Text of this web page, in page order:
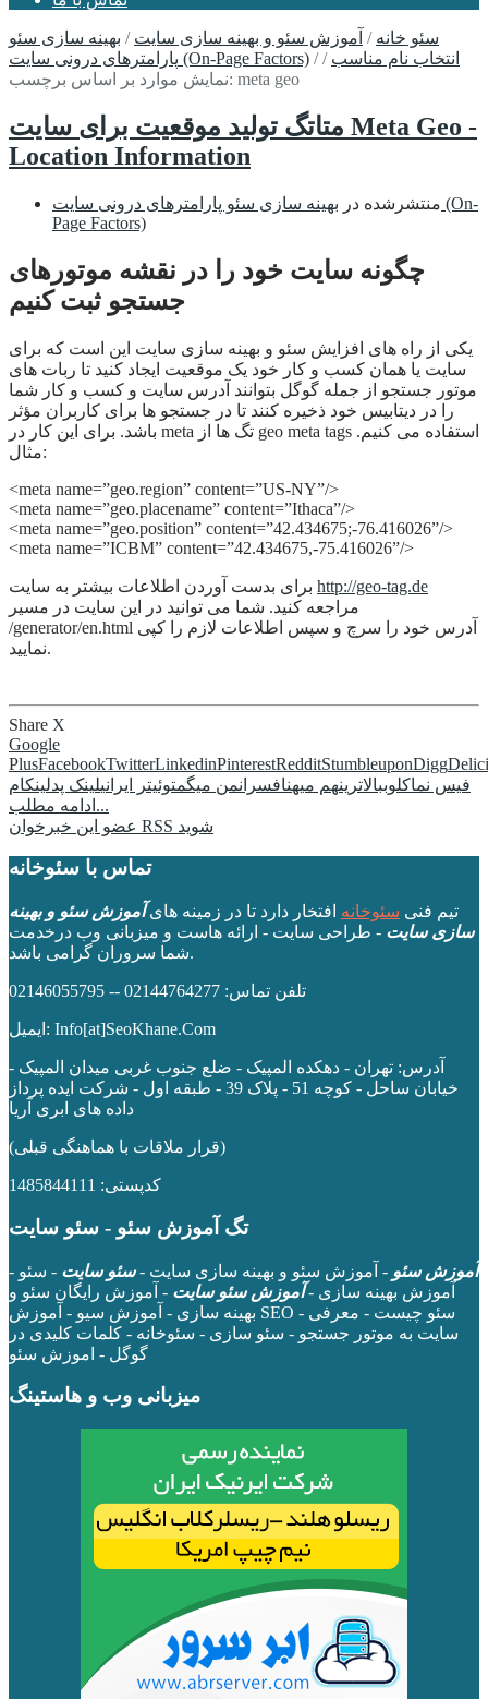
سئو خانه / آموزش سئو و بهینه سازی سایت / بهینه سازی سئو
پارامترهای درونی سایت (On-Page Factors) / انتخاب نام مناسب /
نمایش موارد بر اساس برچسب: meta geo
متاتگ تولید موقعیت برای سایت Meta Geo -
Location Information
منتشرشده در بهینه سازی سئو پارامترهای درونی سایت (On-
Page Factors)
چگونه سایت خود را در نقشه موتورهای
جستجو ثبت کنیم
یکی از راه های افزایش سئو و بهینه سازی سایت این است که برای
سایت یا همان کسب و کار خود یک موقعیت ایجاد کنید تا ربات های
موتور جستجو از جمله گوگل بتوانند آدرس سایت و کسب و کار شما
را در دیتابیس خود ذخیره کنند تا در جستجو ها برای کاربران مؤثر
باشد. برای این کار در meta تگ ها از geo meta tags استفاده می کنیم.
مثال:
<meta name=”geo.region” content=”US-NY”/>
<meta name=”geo.placename” content=”Ithaca”/>
<meta name=”geo.position” content=”42.434675;-76.416026”/>
<meta name=”ICBM” content=”42.434675,-75.416026”/>
http://geo-tag.de
مراجعه کنید. شما می توانید در این سایت در مسیر
/generator/en.html آدرس خود را سرچ و سپس اطلاعات لازم را کپی
نمایید.
Share X
Google
PlusFacebookTwitterLinkedinPinterestRedditStumbleuponDigg
فیس نماکلوببالاترینهم میهنافسرانمن میگمتوئیتر ایرانیلینک پدلینکام
ادامه مطلب...
عضو این خبرخوان RSS شوید
تماس با سئوخانه
تیم فنی سئوخانه افتخار دارد تا در زمینه هایآموزش سئو و بهینه
سازی سایت - طراحی سایت - ارائه هاست و میزبانی وب درخدمت
شما سروران گرامی باشد.
تلفن تماس: 02144764277 -- 02146055795
ایمیل: Info[at]SeoKhane.Com
آدرس: تهران - دهکده المپیک - ضلع جنوب غربی میدان المپیک -
خیابان ساحل - کوچه 51 - پلاک 39 - طبقه اول
- شرکت ایده پرداز
داده های ابری آریا
(قرار ملاقات با هماهنگی قبلی)
کدپستی: 1485844111
تگ آموزش سئو - سئو سایت
آموزش سئو - آموزش سئو و بهینه سازی سایت -سئو سایت - سئو -
آموزش بهینه سازی -آموزش سئو سایت - آموزش رایگان سئو و
بهینه سازی - آموزش سیو - آموزش SEO - سئو چیست - معرفی
سایت به موتور جستجو - سئو سازی - سئوخانه - کلمات کلیدی در
گوگل - اموزش سئو
میزبانی وب و هاستینگ